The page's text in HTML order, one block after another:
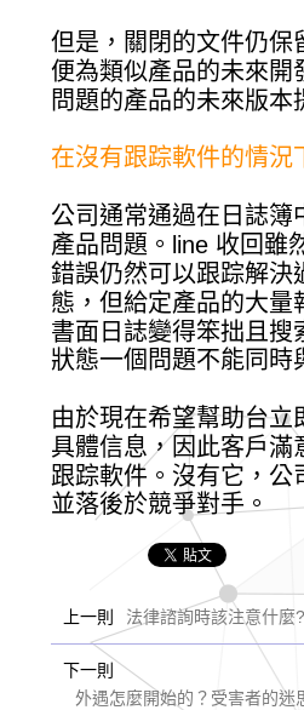
但是，關閉的文件仍保
便為類似產品的未來開
問題的產品的未來版本
在沒有跟踪軟件的情況
公司通常通過在日誌簿
產品問題。line 收回雖
錯誤仍然可以跟踪解決
態，但給定產品的大量
書面日誌變得笨拙且搜
狀態一個問題不能同時
由於現在希望幫助台立
具體信息，因此客戶滿
跟踪軟件。沒有它，公
並落後於競爭對手。
上一則 法律諮詢時該注意什麼?
下一則
外遇怎麼開始的？受害者的迷